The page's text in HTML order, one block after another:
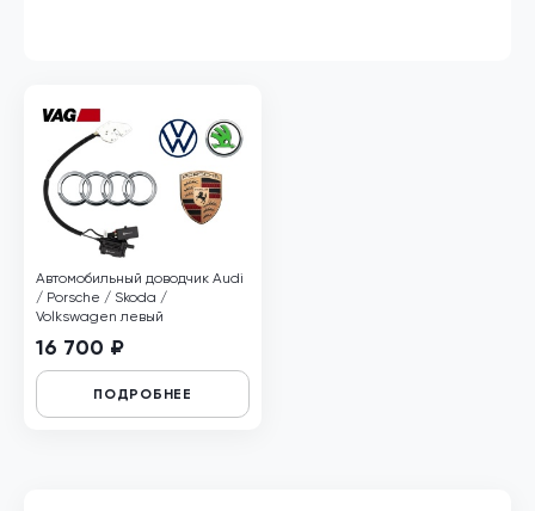
Автомобильный доводчик Audi
/ Porsche / Skoda /
Volkswagen левый
16 700 ₽
ПОДРОБНЕЕ